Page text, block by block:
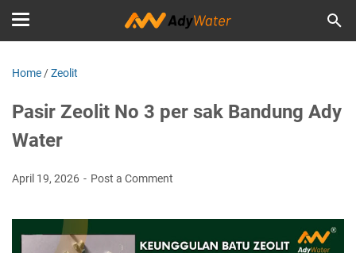
Home /Zeolit
Pasir Zeolit No 3 per sak Bandung Ady
Water
April 19, 2026 Post a Comment